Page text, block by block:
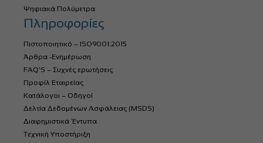
Ψηφιακά Πολύμετρα
Πληροφορίες
Πιστοποιητικό – ISO9001:2015
Άρθρα -Ενημέρωση
FAQ’S – Συχνές ερωτήσεις
Προφίλ Εταιρείας
Κατάλογοι – Οδηγοί
Δελτία Δεδομένων Ασφάλειας (MSDS)
Διαφημιστικά Έντυπα
Τεχνική Υποστήριξη